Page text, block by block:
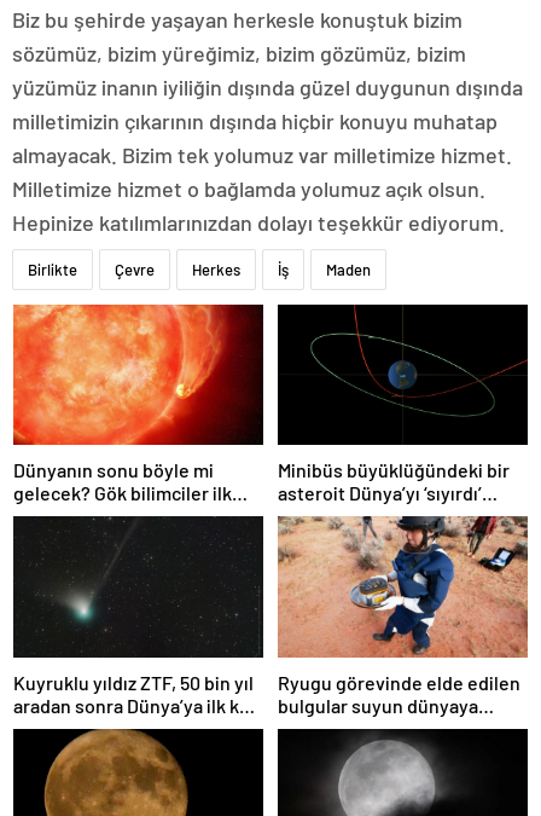
Biz bu şehirde yaşayan herkesle konuştuk bizim
sözümüz, bizim yüreğimiz, bizim gözümüz, bizim
yüzümüz inanın iyiliğin dışında güzel duygunun dışında
milletimizin çıkarının dışında hiçbir konuyu muhatap
almayacak. Bizim tek yolumuz var milletimize hizmet.
Milletimize hizmet o bağlamda yolumuz açık olsun.
Hepinize katılımlarınızdan dolayı teşekkür ediyorum.
Birlikte Çevre Herkes İş Maden
Dünyanın sonu böyle mi
gelecek? Gök bilimciler ilk
kez sönen yıldızın gezegeni
yutmasına tanık oldu
Minibüs büyüklüğündeki bir
asteroit Dünya’yı ‘sıyırdı’
geçti
Kuyruklu yıldız ZTF, 50 bin yıl
aradan sonra Dünya’ya ilk kez
çok yaklaşacak
Ryugu görevinde elde edilen
bulgular suyun dünyaya
asteroitlerce getirilmiş
olabileceğini gösteriyor